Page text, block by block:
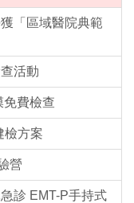
「區域醫院典範
活動
免費檢查
檢方案
營
診 EMT-P手持式